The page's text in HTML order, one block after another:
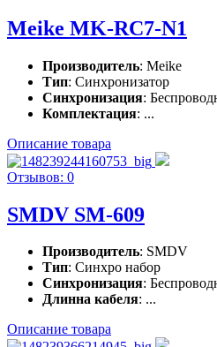
Meike MK-RC7-N1
Производитель: Meike
Тип: Синхронизатор
Синхронизация:
Комплектация: ...
Описание товара
Отзывов: 0
SMDV SM-609
Производитель: SMDV
Тип: Синхро набор
Синхронизация:
Длинна кабеля: ...
Описание товара